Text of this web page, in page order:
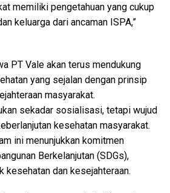
memiliki pengetahuan yang cukup
keluarga dari ancaman ISPA,”
PT Vale akan terus mendukung
yang sejalan dengan prinsip
masyarakat.
sekadar sosialisasi, tetapi wujud
kesehatan masyarakat.
ini menunjukkan komitmen
Berkelanjutan (SDGs),
kesehatan dan kesejahteraan.